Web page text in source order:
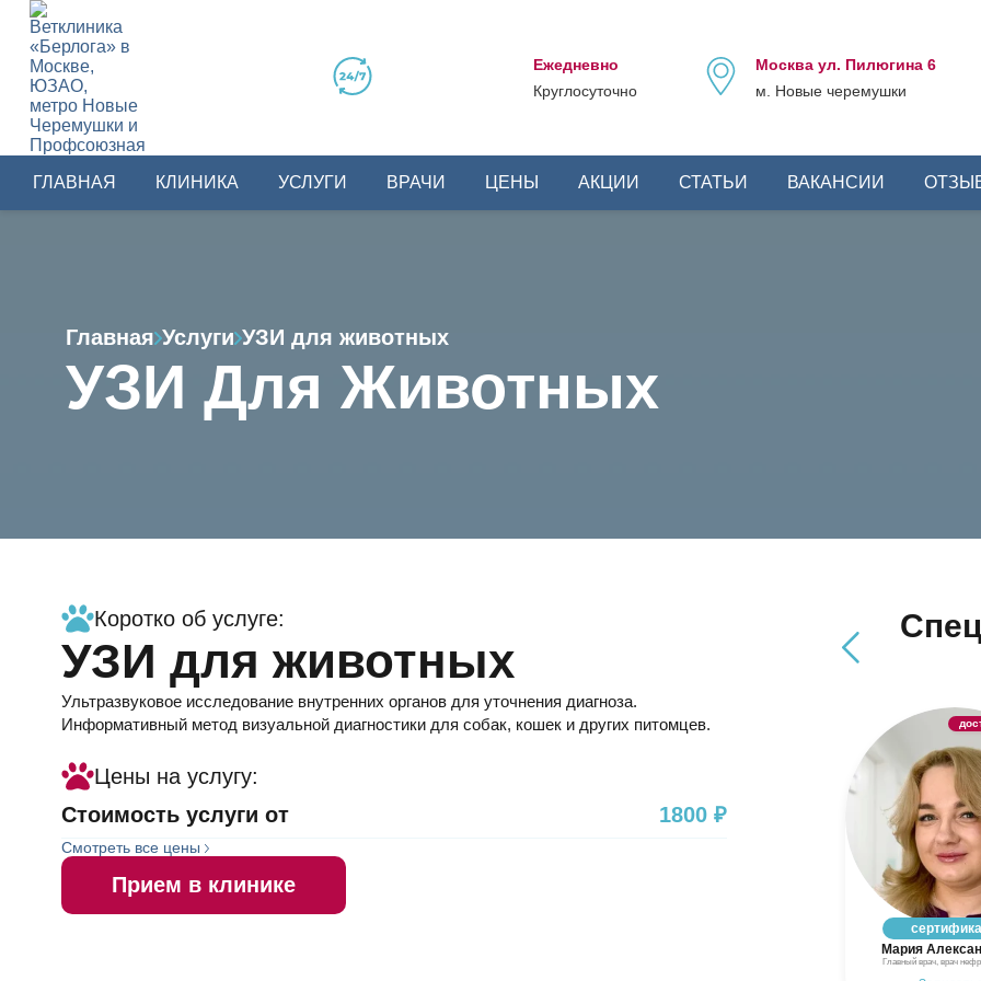
Ежедневно
Круглосуточно
Москва ул. Пилюгина 6
м. Новые черемушки
ГЛАВНАЯ КЛИНИКА УСЛУГИ ВРАЧИ ЦЕНЫ АКЦИИ СТАТЬИ ВАКАНСИИ
Главная Услуги УЗИ для животных
УЗИ Для Животных
Информация
об
услуге
Коротко об услуге:
УЗИ для животных
Ультразвуковое исследование внутренних органов для уточнения диагноза.
Информативный метод визуальной диагностики для собак, кошек и других питомцев.
Цены на услугу:
Стоимость услуги от
1800 ₽
Смотреть все цены
Прием в клинике
доступен онлайн
Мария Александровна
Главный врач, врач нефролог, уролог